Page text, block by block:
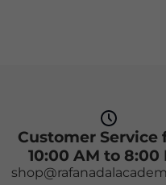
Customer Service
10:00 AM to 8:00